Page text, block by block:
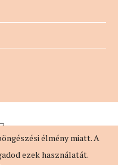
élmény miatt. A
ezek használatát.